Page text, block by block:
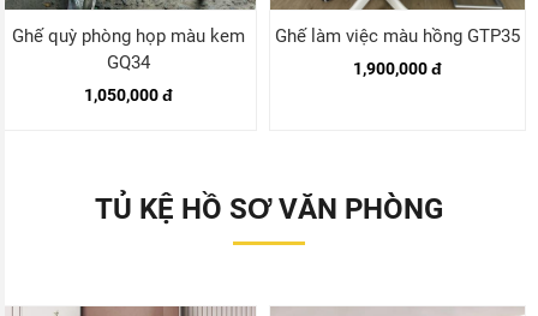
Ghế quỳ phòng họp màu kem
GQ34
1,050,000 đ
Ghế làm việc màu hồng GTP35
1,900,000 đ
TỦ KỆ HỒ SƠ VĂN PHÒNG